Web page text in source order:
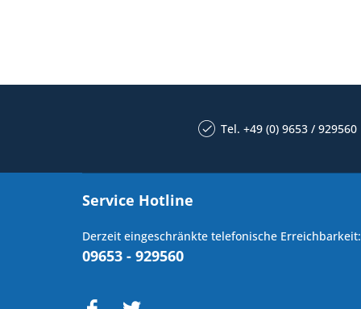
Tel. +49 (0) 9653 / 929560
Service Hotline
Derzeit eingeschränkte telefonische Erreichbarkeit:
09653 - 929560